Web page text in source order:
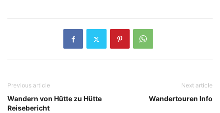
Previous article
Wandern von Hütte zu Hütte
Reisebericht
Next article
Wandertouren Info